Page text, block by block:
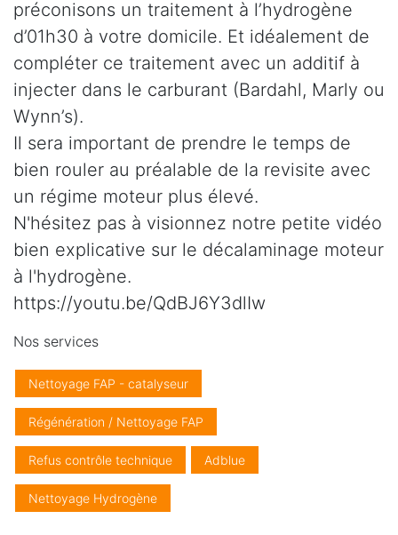
préconisons un traitement à l’hydrogène
d’01h30 à votre domicile. Et idéalement de
compléter ce traitement avec un additif à
injecter dans le carburant (Bardahl, Marly ou
Wynn’s).
Il sera important de prendre le temps de
bien rouler au préalable de la revisite avec
un régime moteur plus élevé.
N'hésitez pas à visionnez notre petite vidéo
bien explicative sur le décalaminage moteur
à l'hydrogène.
https://youtu.be/QdBJ6Y3dlIw
Nos services
Nettoyage FAP - catalyseur
Régénération / Nettoyage FAP
Refus contrôle technique Adblue
Nettoyage Hydrogène